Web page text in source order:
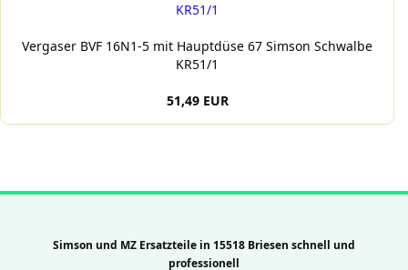
Vergaser BVF 16N1-5 mit Hauptdüse 67 Simson Schwalbe
KR51/1
51,49 EUR
Simson und MZ Ersatzteile in 15518 Briesen schnell und
professionell